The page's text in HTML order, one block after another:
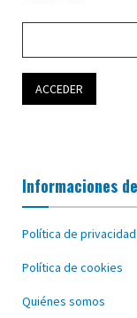
Informaciones
Política de
Política de cookies
Quiénes somos